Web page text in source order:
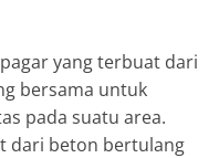
yang terbuat dari
bersama untuk
pada suatu area.
dari beton bertulang